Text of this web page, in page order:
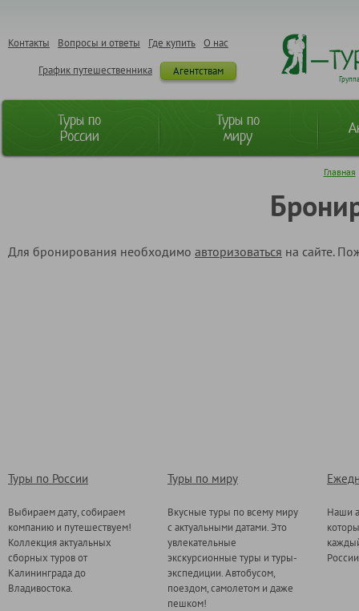
О нас
Где купить
Вопросы и ответы
Контакты
Агентствам
График путешественника
Туры по
России
Туры по
миру
Главная
Для бронирования необходимо авторизоваться на сайте.
Туры по России
Выбираем дату, собираем
компанию и путешествуем!
Коллекция актуальных
сборных туров от
Калининграда до
Владивостока.
Туры по миру
Вкусные туры по всему миру
с актуальными датами. Это
увлекательные
экскурсионные туры и туры-
экспедиции. Автобусом,
поездом, самолетом и даже
пешком!
Наши